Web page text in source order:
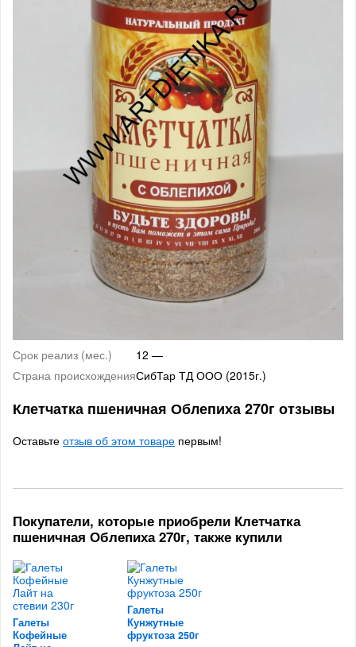
Срок реализ (мес.)
12 —
Страна происхожденияСибТар ТД ООО (2015г.)
Клетчатка пшеничная Облепиха 270г отзывы
Оставьте отзыв об этом товаре первым!
Покупатели, которые приобрели Клетчатка
пшеничная Облепиха 270г, также купили
Галеты
Кофейные
Галеты
Кунжутные
фруктоза 250г